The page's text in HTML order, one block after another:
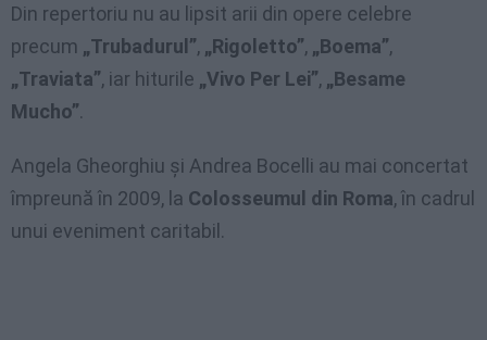
Din repertoriu nu au lipsit arii din opere celebre
precum „Trubadurul”, „Rigoletto”, „Boema”,
„Traviata”, iar hiturile „Vivo Per Lei”, „Besame
Mucho”.
Angela Gheorghiu şi Andrea Bocelli au mai concertat
împreună în 2009, la Colosseumul din Roma, în cadrul
unui eveniment caritabil.